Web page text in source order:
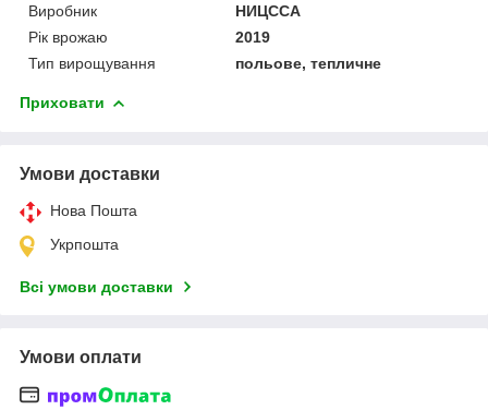
Виробник
НИЦССА
Рік врожаю
2019
Тип вирощування
польове, тепличне
Приховати
Умови доставки
Нова Пошта
Укрпошта
Всі умови доставки
Умови оплати